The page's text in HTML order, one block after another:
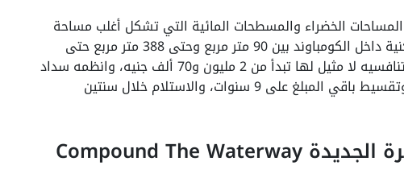
الخضراء والمسطحات المائية التي تشكل أغلب مساحة
الكمبوند، وتتراوح مساحة الوحدات السكنية داخل الكومباوند بين 90 متر مربع وحتى 388 متر مربع حتى
تتناسب مع رغبات جميع العملاء، باسعار تنافسيه لا مثيل لها تبدأ من 2 مليون و70 ألف جنيه، وانظمه سداد
بسيطة للغاية من خلال دفع مقدم 5% وتقسيط باقي المبلغ على 9 سنوات، والاستلام خلال سنتين
كمبوند ذا وتر واي القاهرة الجديدة Compound The Waterway